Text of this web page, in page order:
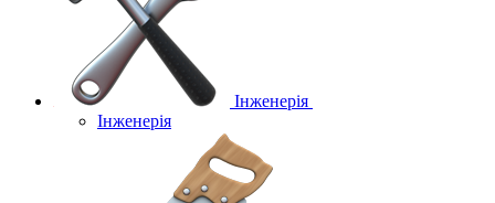
Інженерія
Інженерія